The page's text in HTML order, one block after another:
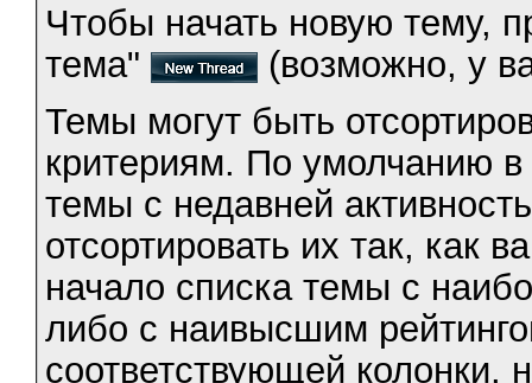
Чтобы начать новую тему,
тема"
(возможно, у
Темы могут быть
критериям. По умолчанию
темы с недавней
отсортировать их так, как
начало списка темы с
либо с наивысшим
соответствующей колонки,